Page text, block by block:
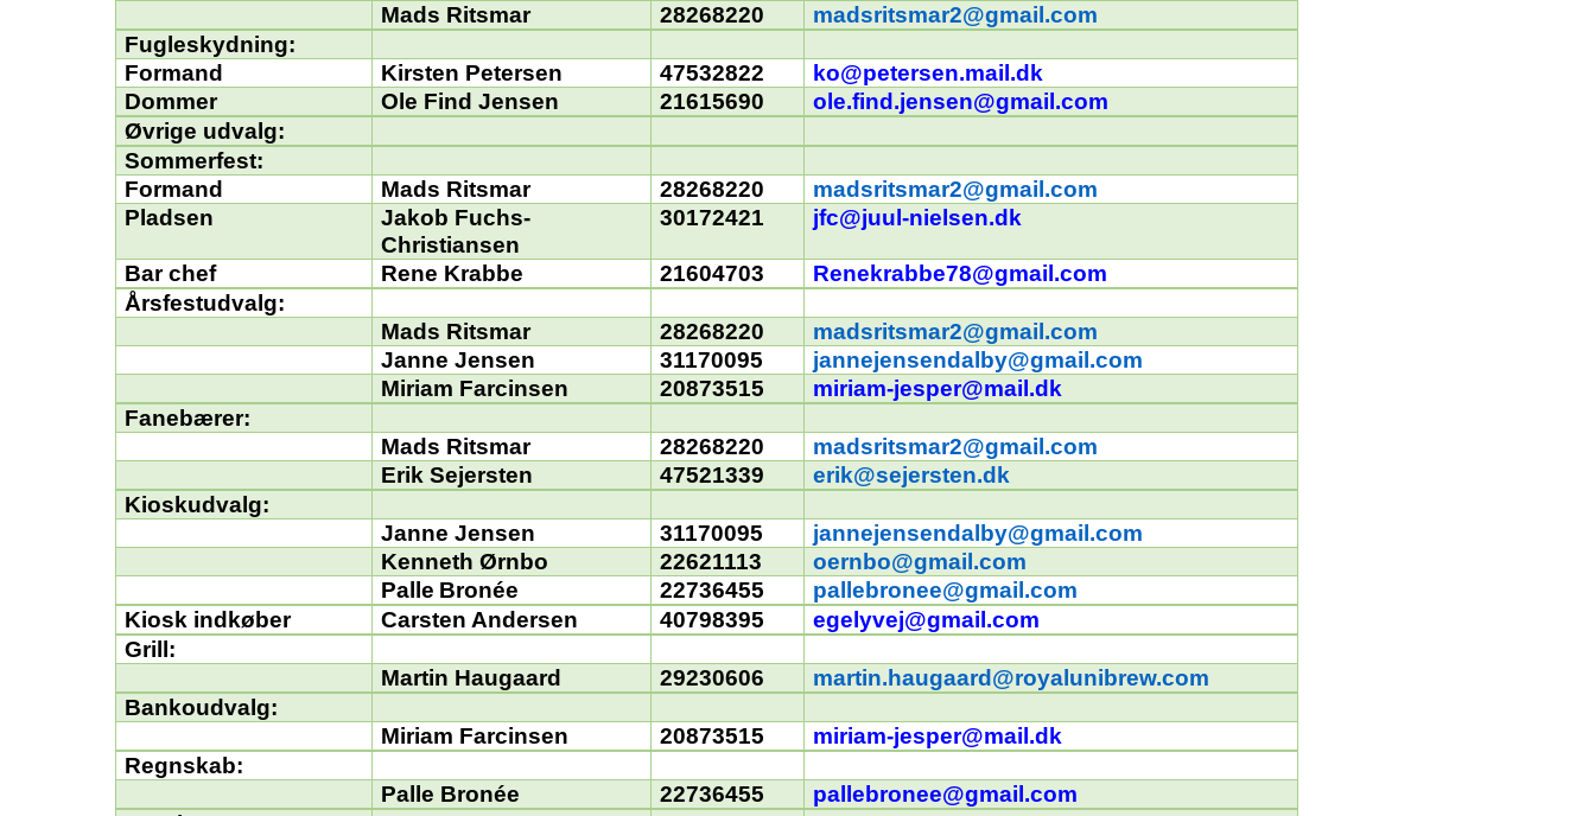
Mads Ritsmar 28268220
madsritsmar2@gmail.com
Fugleskydning:
Formand
Kirsten Petersen 47532822
ko@petersen.mail.dk
Dommer
Ole Find Jensen 21615690
ole.find.jensen@gmail.com
Øvrige udvalg:
Sommerfest:
Formand
Mads Ritsmar 28268220
madsritsmar2@gmail.com
Pladsen
Jakob Fuchs-
Christiansen
30172421 jfc@juul-nielsen.dk
Bar chef Rene Krabbe 21604703
Renekrabbe78@gmail.com
Årsfestudvalg:
Mads Ritsmar 28268220
madsritsmar2@gmail.com
Janne Jensen
31170095
jannejensendalby@gmail.com
Miriam Farcinsen
20873515
miriam-jesper@mail.dk
Fanebærer:
Mads Ritsmar 28268220
madsritsmar2@gmail.com
Erik Sejersten 47521339
erik@sejersten.dk
Kioskudvalg:
Janne Jensen
31170095
jannejensendalby@gmail.com
Kenneth Ørnbo
22621113
oernbo@gmail.com
Palle Bronée 22736455
pallebronee@gmail.com
Kiosk indkøber Carsten Andersen 40798395
egelyvej@gmail.com
Grill:
Martin Haugaard
29230606
martin.haugaard@royalunibrew.com
Bankoudvalg:
Miriam Farcinsen
20873515
miriam-jesper@mail.dk
Regnskab:
Palle Bronée 22736455
pallebronee@gmail.com